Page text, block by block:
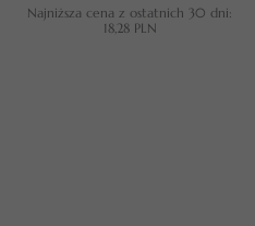
Najniższa cena z ostatnich 30 dni:
18,28 PLN